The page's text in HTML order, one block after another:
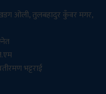
खडग ओली, तुलबहादुर कुँवर मगर,
भट्टराई